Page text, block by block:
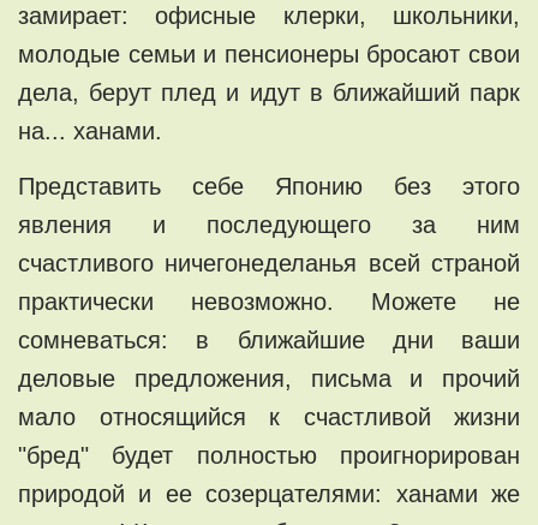
замирает: офисные клерки, школьники,
молодые семьи и пенсионеры бросают свои
дела, берут плед и идут в ближайший парк
на... ханами.
Представить себе Японию без этого
явления и последующего за ним
счастливого ничегонеделанья всей страной
практически невозможно. Можете не
сомневаться: в ближайшие дни ваши
деловые предложения, письма и прочий
мало относящийся к счастливой жизни
"бред" будет полностью проигнорирован
природой и ее созерцателями: ханами же